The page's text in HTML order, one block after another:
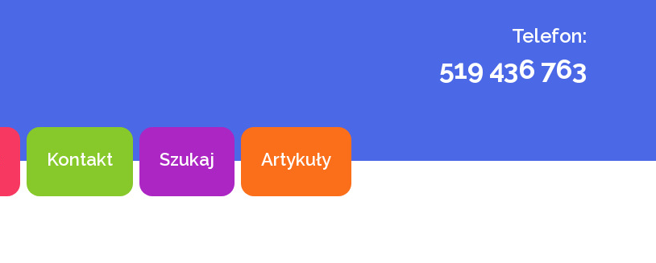
Telefon:
519 436 763
Kontakt Szukaj Artykuły